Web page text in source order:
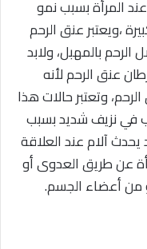
المرأة بسبب نمو
،ويعتبر عنق الرحم
بالمهبل، ولابد
عنق الرحم لأنه
وتعتبر حالات هذا
في نزيف شديد بسبب
آلام عند العلاقة
عن طريق العدوى أو
أعضاء الجسم.